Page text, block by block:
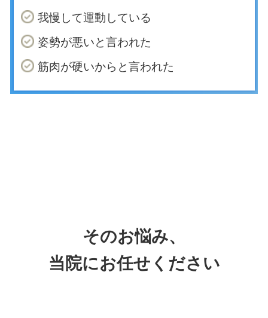
我慢して運動している
姿勢が悪いと言われた
筋肉が硬いからと言われた
そのお悩み、
当院にお任せください